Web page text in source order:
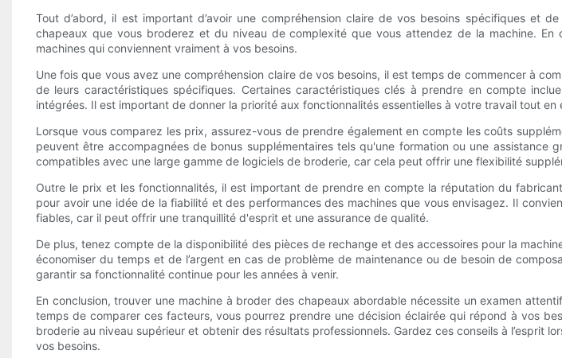
Tout d’abord, il est important d’avoir une compréhension claire de vos besoins spécifiques
chapeaux que vous broderez et du niveau de complexité que vous attendez de la machine.
machines qui conviennent vraiment à vos besoins.
Une fois que vous avez une compréhension claire de vos besoins, il est temps de commencer à
de leurs caractéristiques spécifiques. Certaines caractéristiques clés à prendre en compte
intégrées. Il est important de donner la priorité aux fonctionnalités essentielles à votre travail tout
Lorsque vous comparez les prix, assurez-vous de prendre également en compte les coûts
peuvent être accompagnées de bonus supplémentaires tels qu'une formation ou une
compatibles avec une large gamme de logiciels de broderie, car cela peut offrir une flexibilité
Outre le prix et les fonctionnalités, il est important de prendre en compte la réputation du
pour avoir une idée de la fiabilité et des performances des machines que vous envisagez. Il
fiables, car il peut offrir une tranquillité d'esprit et une assurance de qualité.
De plus, tenez compte de la disponibilité des pièces de rechange et des accessoires pour la
économiser du temps et de l’argent en cas de problème de maintenance ou de besoin de
garantir sa fonctionnalité continue pour les années à venir.
En conclusion, trouver une machine à broder des chapeaux abordable nécessite un examen
temps de comparer ces facteurs, vous pourrez prendre une décision éclairée qui répond à vos
broderie au niveau supérieur et obtenir des résultats professionnels. Gardez ces conseils à
vos besoins.